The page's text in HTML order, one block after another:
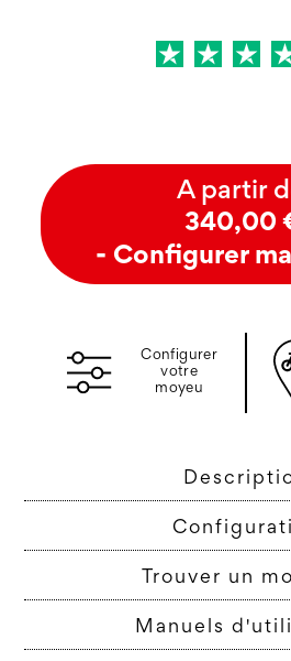
A partir
340,00
- Configurer
Configurer
votre
moyeu
Trouver un
Manuels